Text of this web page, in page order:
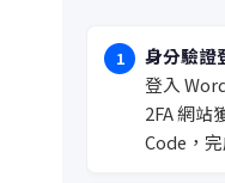
身分驗證
登入
2FA 網
Code，